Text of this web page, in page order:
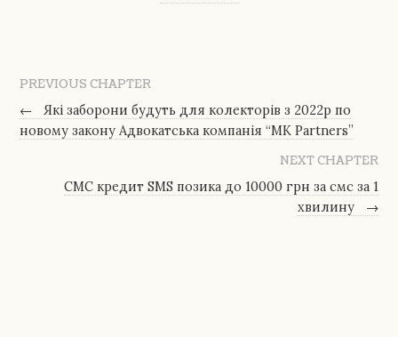
PREVIOUS CHAPTER
←
Які заборони будуть для колекторів з 2022р по
новому закону Адвокатська компанія “MK Partners”
NEXT CHAPTER
СМС кредит SMS позика до 10000 грн за смс за 1
хвилину
→